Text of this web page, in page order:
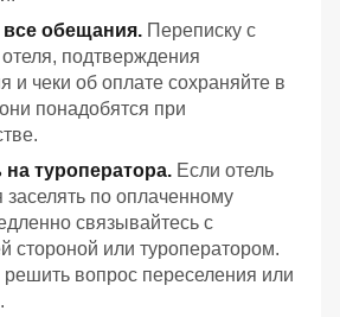
обещания. Переписку с
подтверждения
и чеки об оплате сохраняйте в
понадобятся при
туроператора. Если отель
заселять по оплаченному
связывайтесь с
стороной или туроператором.
вопрос переселения или